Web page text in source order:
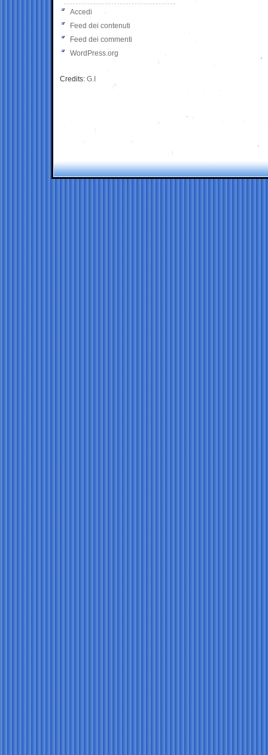
Accedi
Feed dei contenuti
Feed dei commenti
WordPress.org
Credits: G.I